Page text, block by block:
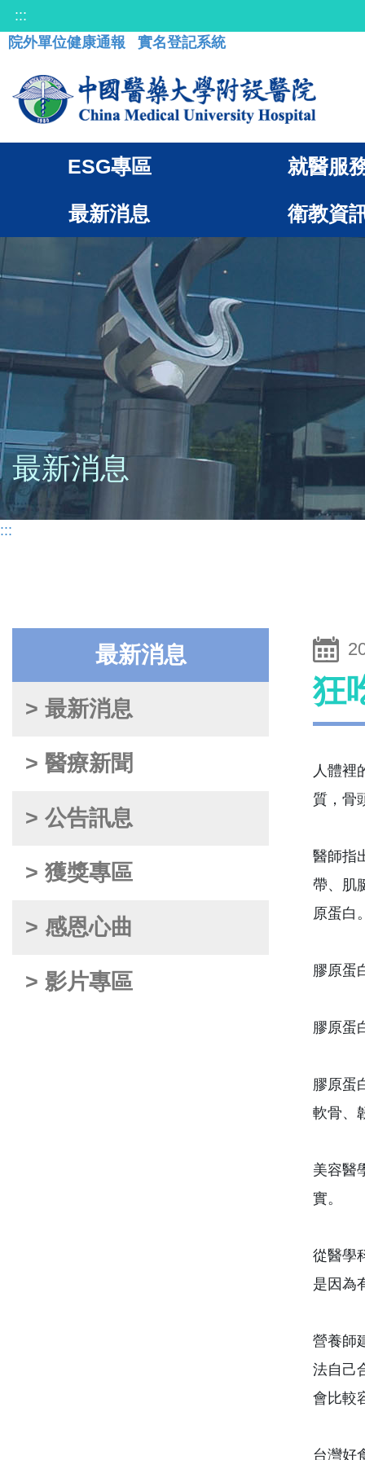
:::
院外單位健康通報
實名登記系統
ESG專區 就醫服
最新消息 衛教資
最新消息
:::
最新消息
> 最新消息
> 醫療新聞
> 公告訊息
> 獲獎專區
> 感恩心曲
> 影片專區
狂
人體裡
質，骨
醫師指
帶、肌
原蛋白
膠原蛋
膠原蛋
膠原蛋
軟骨、
美容醫
實。
從醫學
是因為
營養師
法自己
會比較
台灣好